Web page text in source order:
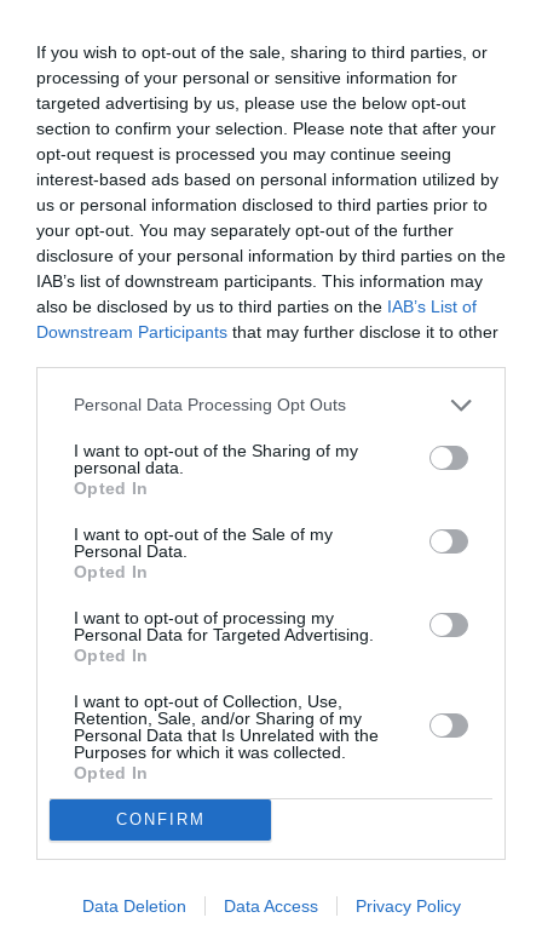
If you wish to opt-out of the sale, sharing to third parties, or
processing of your personal or sensitive information for
targeted advertising by us, please use the below opt-out
section to confirm your selection. Please note that after your
opt-out request is processed you may continue seeing
interest-based ads based on personal information utilized by
us or personal information disclosed to third parties prior to
your opt-out. You may separately opt-out of the further
disclosure of your personal information by third parties on the
IAB’s list of downstream participants. This information may
also be disclosed by us to third parties on the IAB’s List of
Downstream Participants that may further disclose it to other
Personal Data Processing Opt Outs
I want to opt-out of the Sharing of my
personal data.
Opted In
I want to opt-out of the Sale of my
Personal Data.
Opted In
I want to opt-out of processing my
Personal Data for Targeted Advertising.
Opted In
I want to opt-out of Collection, Use,
Retention, Sale, and/or Sharing of my
Personal Data that Is Unrelated with the
Purposes for which it was collected.
Opted In
CONFIRM
Data Deletion Data Access Privacy Policy
parcursul după-amiezii zilei de 30 ianuarie.
Sicilia, româncă de 40 de ani ucisă cu pușca, femeia
lucra la o fermă din provincia Catania
Cearta dinaintea căderii
Tocmai din analiza videoclipurilor au apărut alte
discrepanțe în povestea bărbatului. În special,
audio, în care vocile a două persoane au fost
percepute în secundele imediat premergătoare
căderii. Imaginile au fost trimise la laboratorul
specializat de investigații electronice al Serviciului de
Poliție Criminalistică din Roma, unde tehnicienii au
femeii și ale partenerului, descoperind cum în
momentele dinaintea tragicului eveniment cei doi se
certau, relateazăildolomiti.it.
Veneția, femeie ucisă de soț cu o sticlă de vin
spumant, crima a avut loc în fața unuia dintre copii
STIRI ITALIA
Articolul anterior